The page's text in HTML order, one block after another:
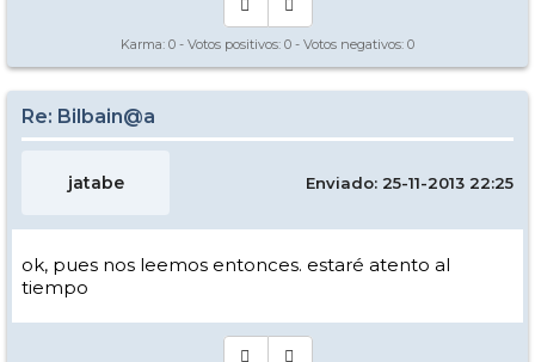
Karma: 0 - Votos positivos: 0 - Votos negativos: 0
Re: Bilbain@a
jatabe Enviado: 25-11-2013 22:25
ok, pues nos leemos entonces. estaré atento al
tiempo